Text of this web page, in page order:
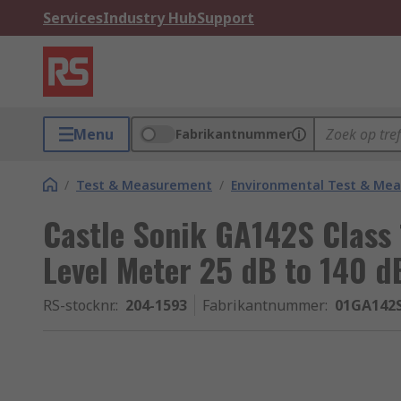
ServicesIndustry HubSupport
Menu Fabrikantnummer
/ Test & Measurement / Environmental Test &
Castle Sonik GA142S
Level Meter 25 dB to 140
RS-stocknr.: 204-1593 Fabrikantnummer: